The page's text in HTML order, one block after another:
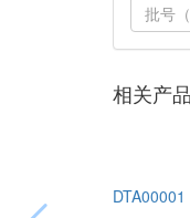
相关产品
DTA00001